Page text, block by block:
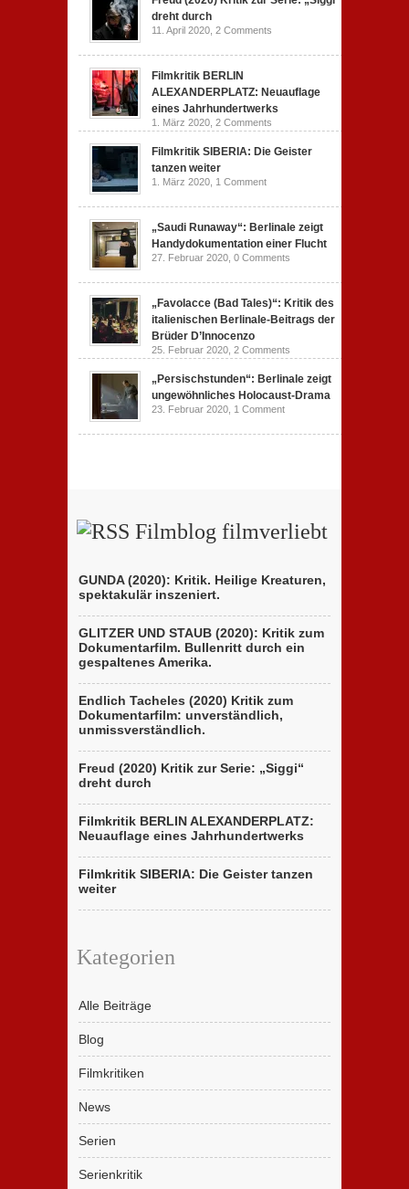
dreht durch
11. April 2020, 2 Comments
Filmkritik BERLIN
ALEXANDERPLATZ: Neuauflage
eines Jahrhundertwerks
1. März 2020, 2 Comments
Filmkritik SIBERIA: Die Geister
tanzen weiter
1. März 2020, 1 Comment
„Saudi Runaway“: Berlinale zeigt
Handydokumentation einer Flucht
27. Februar 2020, 0 Comments
„Favolacce (Bad Tales)“: Kritik des
italienischen Berlinale-Beitrags der
Brüder D’Innocenzo
25. Februar 2020, 2 Comments
„Persischstunden“: Berlinale zeigt
ungewöhnliches Holocaust-Drama
23. Februar 2020, 1 Comment
Filmblog filmverliebt
GUNDA (2020): Kritik. Heilige Kreaturen,
spektakulär inszeniert.
GLITZER UND STAUB (2020): Kritik zum
Dokumentarfilm. Bullenritt durch ein
gespaltenes Amerika.
Endlich Tacheles (2020) Kritik zum
Dokumentarfilm: unverständlich,
unmissverständlich.
Freud (2020) Kritik zur Serie: „Siggi“
dreht durch
Filmkritik BERLIN ALEXANDERPLATZ:
Neuauflage eines Jahrhundertwerks
Filmkritik SIBERIA: Die Geister tanzen
weiter
Kategorien
Alle Beiträge
Blog
Filmkritiken
News
Serien
Serienkritik